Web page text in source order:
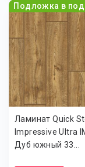
Подложка в
Ламинат Quick
Impressive Ultra
Дуб южный 33...